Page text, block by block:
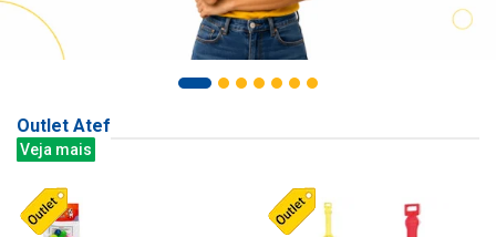
Outlet Atef
Veja mais